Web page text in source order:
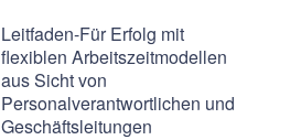
Leitfaden-Für Erfolg mit
flexiblen Arbeitszeitmodellen
aus Sicht von
Personalverantwortlichen und
Geschäftsleitungen